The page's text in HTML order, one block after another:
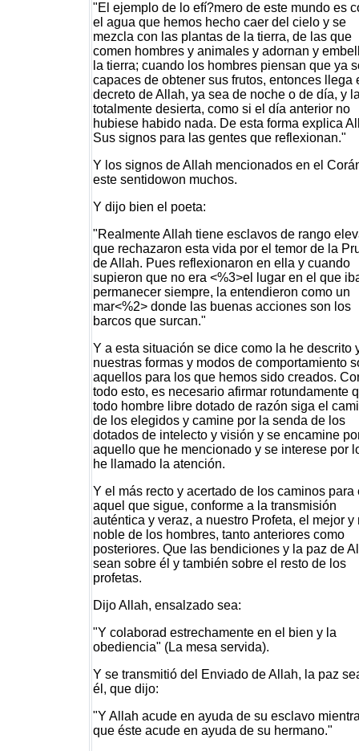
"El ejemplo de lo efí?mero de este mundo es
el agua que hemos hecho caer del cielo y se
mezcla con las plantas de la tierra, de las que
comen hombres y animales y adornan y
la tierra; cuando los hombres piensan que ya
capaces de obtener sus frutos, entonces llega
decreto de Allah, ya sea de noche o de día, y
totalmente desierta, como si el día anterior no
hubiese habido nada. De esta forma explica
Sus signos para las gentes que reflexionan."
Y los signos de Allah mencionados en el
este sentidowon muchos.
Y dijo bien el poeta:
"Realmente Allah tiene esclavos de rango
que rechazaron esta vida por el temor de la
de Allah. Pues reflexionaron en ella y cuando
supieron que no era <%3>el lugar en el que
permanecer siempre, la entendieron como un
mar<%2> donde las buenas acciones son los
barcos que surcan."
Y a esta situación se dice como la he descrito
nuestras formas y modos de comportamiento
aquellos para los que hemos sido creados.
todo esto, es necesario afirmar rotundamente
todo hombre libre dotado de razón siga el
de los elegidos y camine por la senda de los
dotados de intelecto y visión y se encamine
aquello que he mencionado y se interese por
he llamado la atención.
Y el más recto y acertado de los caminos para
aquel que sigue, conforme a la transmisión
auténtica y veraz, a nuestro Profeta, el mejor y
noble de los hombres, tanto anteriores como
posteriores. Que las bendiciones y la paz de
sean sobre él y también sobre el resto de los
profetas.
Dijo Allah, ensalzado sea:
"Y colaborad estrechamente en el bien y la
obediencia" (La mesa servida).
Y se transmitió del Enviado de Allah, la paz
él, que dijo:
"Y Allah acude en ayuda de su esclavo
que éste acude en ayuda de su hermano."